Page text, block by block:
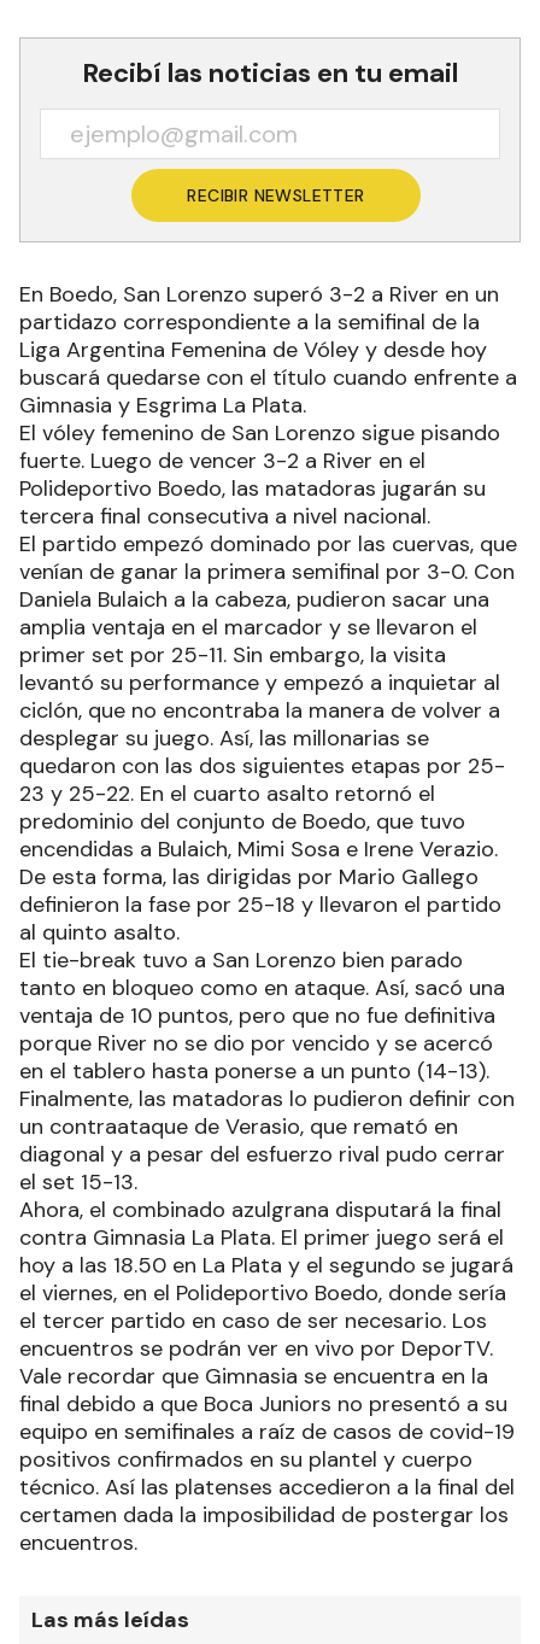
Recibí las noticias en tu email
RECIBIR NEWSLETTER
En Boedo, San Lorenzo superó 3-2 a River en un
partidazo correspondiente a la semifinal de la
Liga Argentina Femenina de Vóley y desde hoy
buscará quedarse con el título cuando enfrente a
Gimnasia y Esgrima La Plata.
El vóley femenino de San Lorenzo sigue pisando
fuerte. Luego de vencer 3-2 a River en el
Polideportivo Boedo, las matadoras jugarán su
tercera final consecutiva a nivel nacional.
El partido empezó dominado por las cuervas, que
venían de ganar la primera semifinal por 3-0. Con
Daniela Bulaich a la cabeza, pudieron sacar una
amplia ventaja en el marcador y se llevaron el
primer set por 25-11. Sin embargo, la visita
levantó su performance y empezó a inquietar al
ciclón, que no encontraba la manera de volver a
desplegar su juego. Así, las millonarias se
quedaron con las dos siguientes etapas por 25-
23 y 25-22. En el cuarto asalto retornó el
predominio del conjunto de Boedo, que tuvo
encendidas a Bulaich, Mimi Sosa e Irene Verazio.
De esta forma, las dirigidas por Mario Gallego
definieron la fase por 25-18 y llevaron el partido
al quinto asalto.
El tie-break tuvo a San Lorenzo bien parado
tanto en bloqueo como en ataque. Así, sacó una
ventaja de 10 puntos, pero que no fue definitiva
porque River no se dio por vencido y se acercó
en el tablero hasta ponerse a un punto (14-13).
Finalmente, las matadoras lo pudieron definir con
un contraataque de Verasio, que remató en
diagonal y a pesar del esfuerzo rival pudo cerrar
el set 15-13.
Ahora, el combinado azulgrana disputará la final
contra Gimnasia La Plata. El primer juego será el
hoy a las 18.50 en La Plata y el segundo se jugará
el viernes, en el Polideportivo Boedo, donde sería
el tercer partido en caso de ser necesario. Los
encuentros se podrán ver en vivo por DeporTV.
Vale recordar que Gimnasia se encuentra en la
final debido a que Boca Juniors no presentó a su
equipo en semifinales a raíz de casos de covid-19
positivos confirmados en su plantel y cuerpo
técnico. Así las platenses accedieron a la final del
certamen dada la imposibilidad de postergar los
encuentros.
Las más leídas